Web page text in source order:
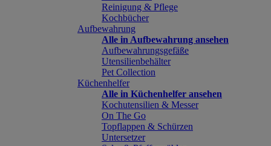
Reinigung & Pflege
Kochbücher
Aufbewahrung
Alle in Aufbewahrung ansehen
Aufbewahrungsgefäße
Utensilienbehälter
Pet Collection
Küchenhelfer
Alle in Küchenhelfer ansehen
Kochutensilien & Messer
On The Go
Topflappen & Schürzen
Untersetzer